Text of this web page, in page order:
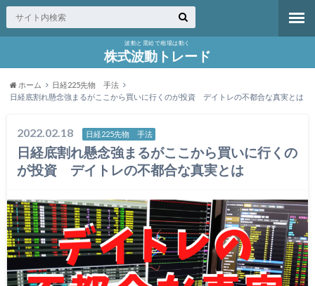
波動と需給で相場は動く
株式波動トレード
ホーム
日経225先物 手法
日経底割れ懸念強まるがここから買いに行くのが投資 デイトレの不都合な真実とは
2022.02.18 日経225先物 手法
日経底割れ懸念強まるがここから買いに行くの
が投資 デイトレの不都合な真実とは